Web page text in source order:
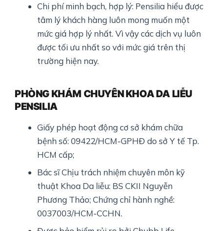
Chi phí minh bạch, hợp lý: Pensilia hiểu được
tâm lý khách hàng luôn mong muốn một
mức giá hợp lý nhất. Vì vậy các dịch vụ luôn
được tối ưu nhất so với mức giá trên thị
trường hiện nay.
PHÒNG KHÁM CHUYÊN KHOA DA LIỄU
PENSILIA
Giấy phép hoạt động cơ sở khám chữa
bệnh số: 09422/HCM-GPHĐ do sở Y tế Tp.
HCM cấp;
Bác sĩ Chịu trách nhiệm chuyên môn kỹ
thuật Khoa Da liễu: BS CKII Nguyễn
Phương Thảo; Chứng chỉ hành nghề:
0037003/HCM-CCHN.